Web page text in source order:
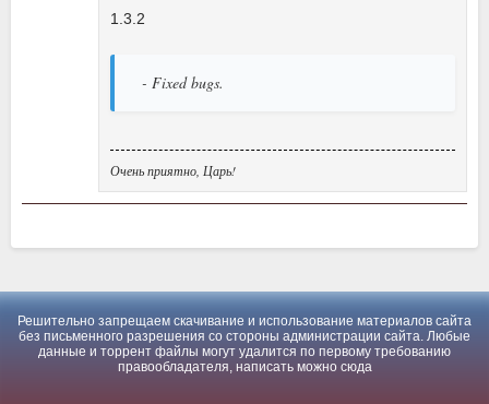
1.3.2
- Fixed bugs.
Очень приятно, Царь!
Решительно запрещаем скачивание и использование материалов сайта
без письменного разрешения со стороны администрации сайта. Любые
данные и торрент файлы могут удалится по первому требованию
правообладателя, написать можно сюда